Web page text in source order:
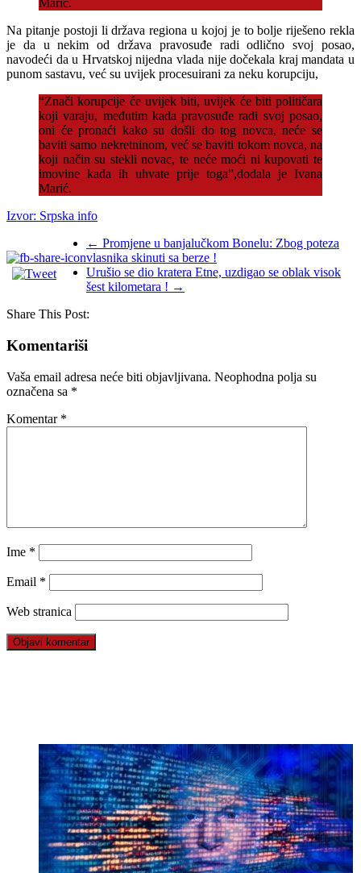
Marić.
Na pitanje postoji li država regiona u kojoj je to bolje riješeno rekla
je da u nekim od država pravosuđe radi odlično svoj posao,
navodeći da u Hrvatskoj nijedna vlada nije dočekala kraj mandata u
punom sastavu, već su uvijek procesuirani za neku korupciju,
“Znači korupcije će uvijek biti, uvijek će biti političara
koji varaju, međutim kada pravosuđe radi svoj posao,
oni će pronaći kako su došli do tog novca, neće se
baviti samo nekretninom, već se baviti tokom novca, na
koji način su stekli novac, te neće moći ni kupovati te
imovine kada ih uhvate prije toga”,dodala je Ivana
Marić.
Izvor: Srpska info
← Promjene u banjalučkom Bonelu: Zbog poteza
vlasnika skinuti sa berze !
Urušio se dio kratera Etne, uzdigao se oblak visok
šest kilometara ! →
Share This Post:
Komentariši
Vaša email adresa neće biti objavljivana. Neophodna polja su
označena sa *
Komentar *
Ime *
Email *
Web stranica